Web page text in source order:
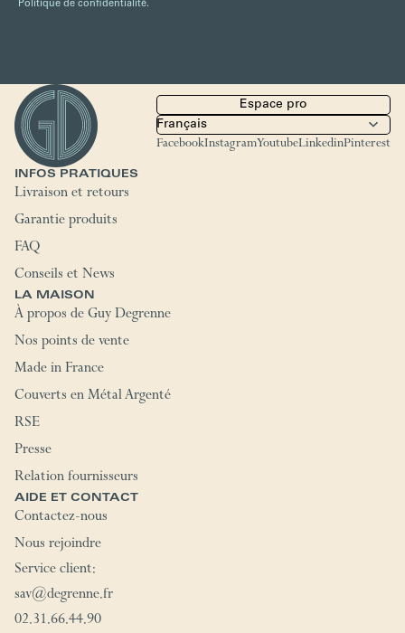
Politique de confidentialité.
Espace pro
FacebookInstagramYoutubeLinkedinPinterest
INFOS PRATIQUES
Livraison et retours
Garantie produits
FAQ
Conseils et News
LA MAISON
À propos de Guy Degrenne
Nos points de vente
Made in France
Couverts en Métal Argenté
RSE
Presse
Relation fournisseurs
AIDE ET CONTACT
Contactez-nous
Nous rejoindre
Service client:
sav@degrenne.fr
02.31.66.44.90